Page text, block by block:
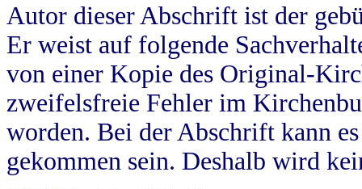
Autor dieser Abschrift ist der
Er weist auf folgende
von einer Kopie des Original-
zweifelsfreie Fehler im
worden. Bei der Abschrift kann
gekommen sein. Deshalb wird